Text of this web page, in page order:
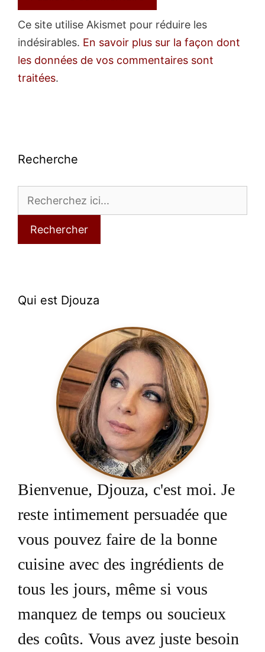
Ce site utilise Akismet pour réduire les
indésirables. En savoir plus sur la façon dont
les données de vos commentaires sont
traitées.
Recherche
Rechercher
Qui est Djouza
Bienvenue, Djouza, c'est moi. Je
reste intimement persuadée que
vous pouvez faire de la bonne
cuisine avec des ingrédients de
tous les jours, même si vous
manquez de temps ou soucieux
des coûts. Vous avez juste besoin